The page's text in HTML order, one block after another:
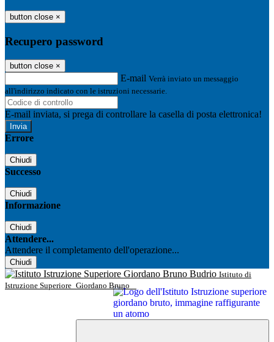
button close ×
Recupero password
button close ×
E-mail Verrà inviato un messaggio
all'indirizzo indicato con le istruzioni necessarie.
E-mail inviata, si prega di controllare la casella di posta elettronica!
Errore
Chiudi
Successo
Chiudi
Informazione
Chiudi
Attendere...
Attendere il completamento dell'operazione...
Chiudi
Istituto di
Istruzione Superiore Giordano Bruno